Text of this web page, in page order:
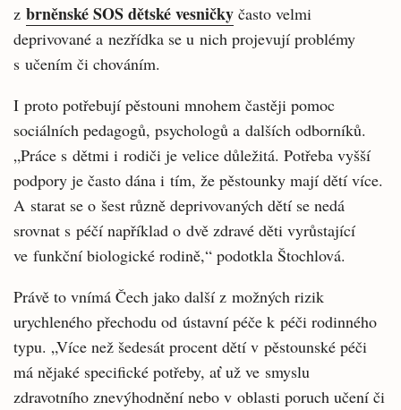
z brněnské SOS dětské vesničky často velmi
deprivované a nezřídka se u nich projevují problémy
s učením či chováním.
I proto potřebují pěstouni mnohem častěji pomoc
sociálních pedagogů, psychologů a dalších odborníků.
„Práce s dětmi i rodiči je velice důležitá. Potřeba vyšší
podpory je často dána i tím, že pěstounky mají dětí více.
A starat se o šest různě deprivovaných dětí se nedá
srovnat s péčí například o dvě zdravé děti vyrůstající
ve funkční biologické rodině,“ podotkla Štochlová.
Právě to vnímá Čech jako další z možných rizik
urychleného přechodu od ústavní péče k péči rodinného
typu. „Více než šedesát procent dětí v pěstounské péči
má nějaké specifické potřeby, ať už ve smyslu
zdravotního znevýhodnění nebo v oblasti poruch učení či